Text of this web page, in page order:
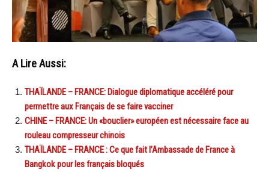
A Lire Aussi:
THAÏLANDE – FRANCE: Dialogue diplomatique accéléré pour
permettre aux Français de se faire vacciner
CHINE – FRANCE: Un «bouclier» européen est nécessaire face au
rouleau compresseur chinois
THAÏLANDE – FRANCE : Ce que fait l’Ambassade de France à
Bangkok pour les français bloqués